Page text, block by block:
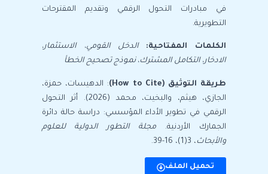
في مبادرات التحول الرقمي وتقديم المقترحات
التطويرية.
الكلمات المفتاحية: الدخل القومي،
الاستثمار،
الادخار، التكامل المشترك، نموذج تصحيح الخطأ
طريقة التوثيق (How to Cite)
: الدهيسات، حمزة،
الجازي، هيثم، والبخيت، محمد (2026). أثر التحول
الرقمي في تطوير الأداء المؤسسي: دراسة حالة دائرة
الجمارك الأردنية. مجلة التطور الدولية للعلوم
والأبحاث ، 3(1)، 16-39.
تحميل الملف